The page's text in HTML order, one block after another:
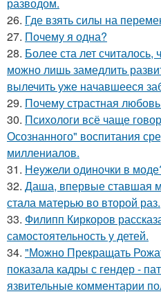
26. Где взять силы на
27. Почему я одна?
28. Более ста лет
можно лишь замедлить
вылечить уже начавшееся
29. Почему страстная
30. Психологи всё чаще
Осознанного" воспитания
миллениалов.
31. Неужели одиночки в
32. Даша, впервые ставшая
стала матерью во второй раз.
33. Филипп Киркоров
самостоятельность у детей.
34. "Можно Прекращать
показала кадры с гендер -
язвительные комментарии